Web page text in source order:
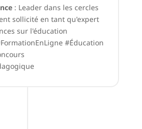
: Leader dans les cercles
sollicité en tant qu'expert
sur l'éducation
#Éducation